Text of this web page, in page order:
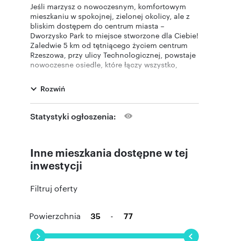
Jeśli marzysz o nowoczesnym, komfortowym
mieszkaniu w spokojnej, zielonej okolicy, ale z
bliskim dostępem do centrum miasta –
Dworzysko Park to miejsce stworzone dla Ciebie!
Zaledwie 5 km od tętniącego życiem centrum
Rzeszowa, przy ulicy Technologicznej, powstaje
nowoczesne osiedle, które łączy wszystko,
Inwestycja spełniająca Twoje oczekiwania
Dworzysko Park tworzą cztery nowoczesne
budynki z przestronnymi mieszkaniami, z
wnętrza i różnorodne układy pozwolą stworzyć
wymarzoną przestrzeń. W budynkach znajdują
się również podziemne hale garażowe, a obok
oraz place zabaw – doskonałe dla rodzin z
Każdy element inwestycji został zaprojektowany
Rozwiń
Statystyki ogłoszenia:
Inne mieszkania dostępne w tej
inwestycji
Filtruj oferty
Powierzchnia -